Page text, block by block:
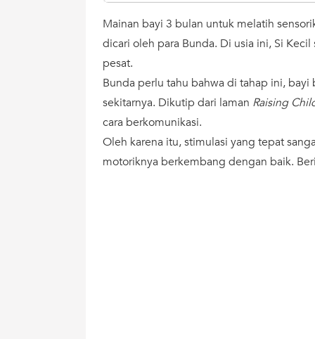
Mainan bayi 3 bulan untuk melatih
dicari oleh para Bunda. Di usia ini, Si
pesat.
Bunda perlu tahu bahwa di tahap ini,
sekitarnya. Dikutip dari laman Raising
cara berkomunikasi.
Oleh karena itu, stimulasi yang tepat
motoriknya berkembang dengan baik.